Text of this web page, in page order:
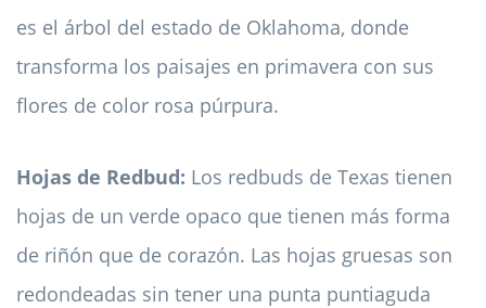
es el árbol del estado de Oklahoma, donde
transforma los paisajes en primavera con sus
flores de color rosa púrpura.
Hojas de Redbud: Los redbuds de Texas tienen
hojas de un verde opaco que tienen más forma
de riñón que de corazón. Las hojas gruesas son
redondeadas sin tener una punta puntiaguda